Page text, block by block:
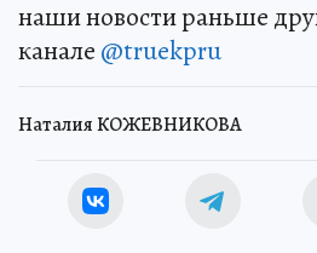
наши новости раньше
канале @truekpru
Наталия КОЖЕВНИКОВА